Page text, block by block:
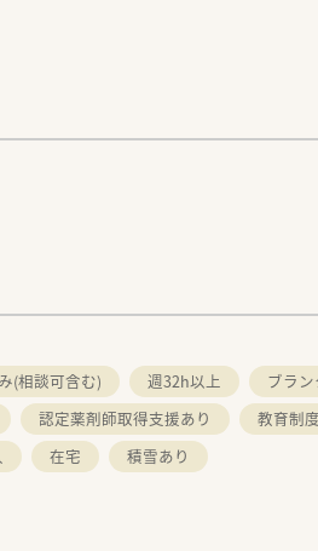
(相談可含む) 週32h以上 ブラ
認定薬剤師取得支援あり 教育制
在宅 積雪あり